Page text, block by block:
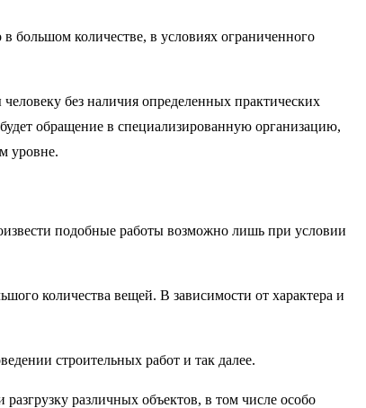
большом количестве, в условиях ограниченного
без наличия определенных практических
обращение в специализированную организацию,
уровне.
подобные работы возможно лишь при условии
количества вещей. В зависимости от характера и
строительных работ и так далее.
различных объектов, в том числе особо